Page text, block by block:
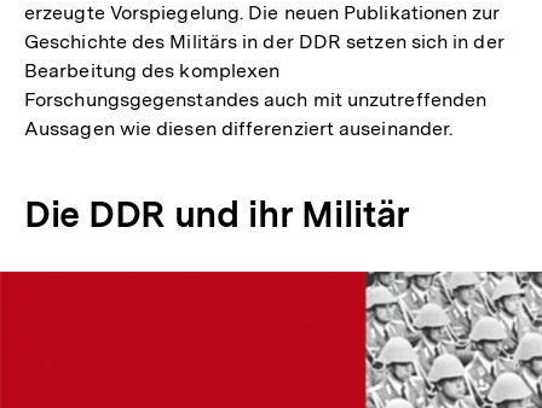
erzeugte Vorspiegelung. Die neuen Publikationen zur
Geschichte des Militärs in der DDR setzen sich in der
Bearbeitung des komplexen
Forschungsgegenstandes auch mit unzutreffenden
Aussagen wie diesen differenziert auseinander.
Die DDR und ihr Militär